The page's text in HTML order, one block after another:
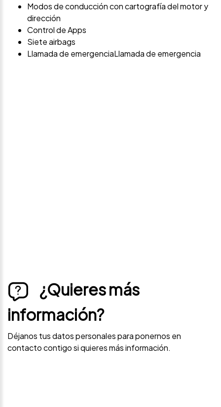
Modos de conducción con cartografía del motor y
dirección
Control de Apps
Siete airbags
Llamada de emergenciaLlamada de emergencia
¿Quieres más
información?
Déjanos tus datos personales para ponernos en
contacto contigo si quieres más información.